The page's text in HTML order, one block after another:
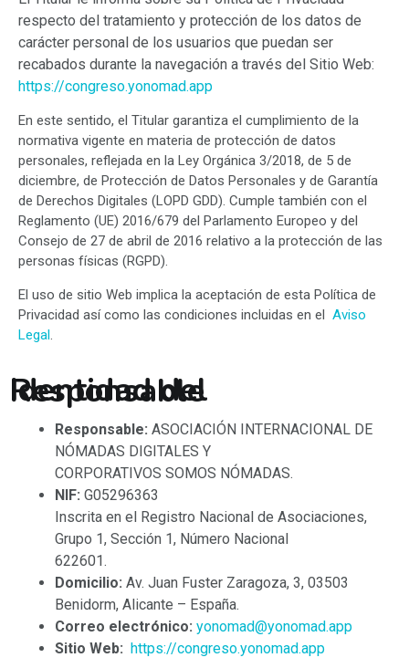
respecto del tratamiento y protección de los datos de
carácter personal de los usuarios que puedan ser
recabados durante la navegación a través del Sitio Web:
https://congreso.yonomad.app
En este sentido, el Titular garantiza el cumplimiento de la
normativa vigente en materia de protección de datos
personales, reflejada en la Ley Orgánica 3/2018, de 5 de
diciembre, de Protección de Datos Personales y de Garantía
de Derechos Digitales (LOPD GDD). Cumple también con el
Reglamento (UE) 2016/679 del Parlamento Europeo y del
Consejo de 27 de abril de 2016 relativo a la protección de las
personas físicas (RGPD).
El uso de sitio Web implica la aceptación de esta Política de
Privacidad así como las condiciones incluidas en el Aviso
Legal.
Identidad del Responsable
Responsable: ASOCIACIÓN INTERNACIONAL DE
NÓMADAS DIGITALES Y
CORPORATIVOS SOMOS NÓMADAS.
NIF: G05296363
Inscrita en el Registro Nacional de Asociaciones,
Grupo 1, Sección 1, Número Nacional
622601.
Domicilio: Av. Juan Fuster Zaragoza, 3, 03503
Benidorm, Alicante – España.
Correo electrónico: yonomad@yonomad.app
Sitio Web: https://congreso.yonomad.app